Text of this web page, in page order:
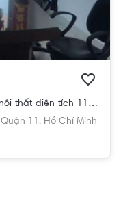
Office-tel The EverRich 1 không có nội thất diện tích 116m².
Quận 11, Hồ Chí Minh